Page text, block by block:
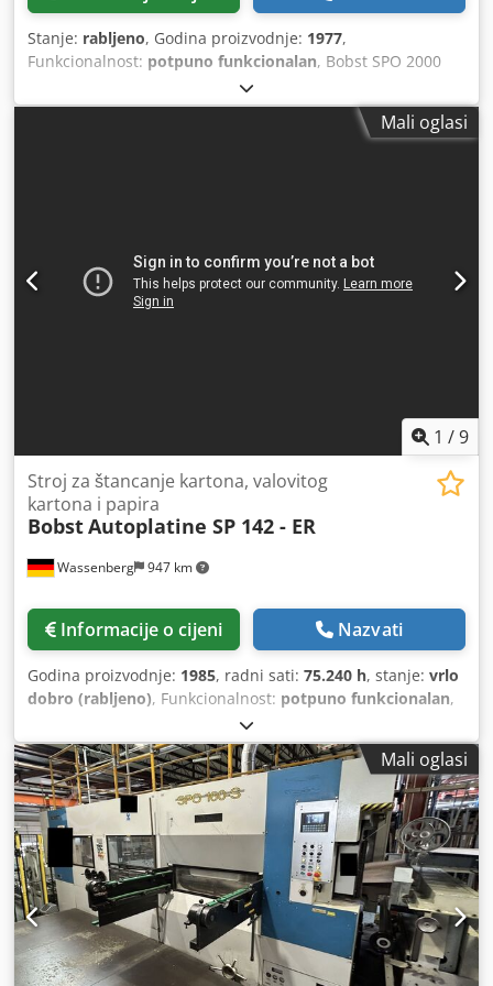
Stanje: rabljeno, Godina proizvodnje: 1977,
Funkcionalnost: potpuno funkcionalan, Bobst SPO 2000
ref 3013 godina proizvodnje: 1977 maks. veličina arka –
2032 x 1270 mm min. veličina arka – 600 x 520 mm maks.
sila rezanja: 550 tona valoviti karton od 1,5 mm do 9,0 mm
Mali oglasi
1 /9
Wassenberg 947 km
Stroj za štancanje kartona, valovitog
kartona i papira
BobstAutoplatine SP 142 - ER
Informacije o cijeni Nazvati
Godina proizvodnje: 1985, radni sati: 75.240 h, stanje: vrlo
dobro (rabljeno), Funkcionalnost: potpuno funkcionalan,
0574 028 07, Najveći format arka: 1420 x
1020 mm Najmanji format arka: 700 x 500 mm Najveća sila
štancanja: 600 t Hvatni rub: 18 – 22 mm Maksimalan broj
hodova / sat: 6000 Obradivi materijali: Karton 100 – 1000
g/m² Dkedjzg D I Nopfx Acror Valoviti karton F, E, B, C, F/F,
F/E, F/B, E/E, E/B - Plosnati stroj za štancanje s stanicom za
razdvajanje otiska, umetnikom međulistova i
predstapajućom jedinicom, radna platforma, - 1 x
Pripremni stol za vanjsku pripremu alata - 6 x Okvira za
oblike za izbijanje - 6 x Zatvornih okvira za stanc alat - 6 x
Kolica za pripremu
Mali oglasi